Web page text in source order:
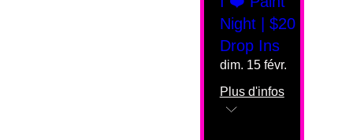
Night | $20
Drop Ins
dim. 15 févr.
Plus d'infos